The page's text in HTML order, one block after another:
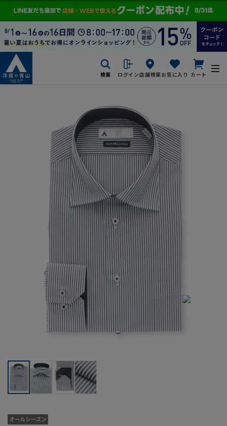
検索 ログイン店舗検索お気に入り カート